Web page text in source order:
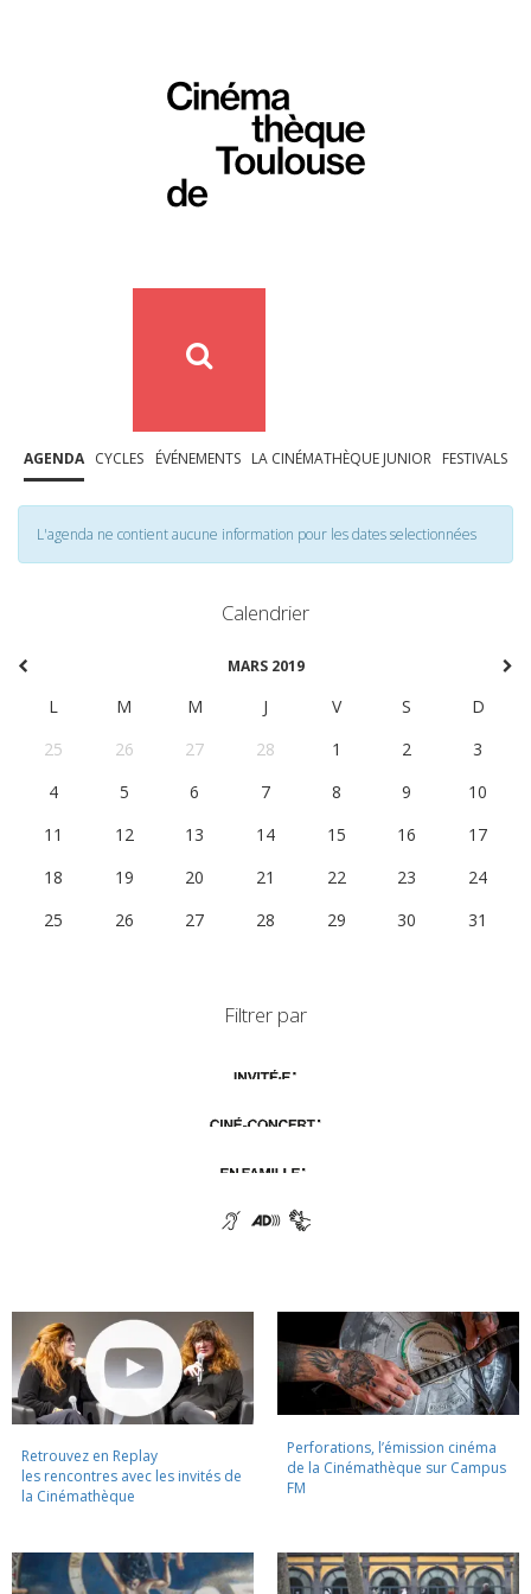
AGENDA CYCLES ÉVÉNEMENTS LA CINÉMATHÈQUE JUNIOR FESTIVALS
L'agenda ne contient aucune information pour les dates selectionnées
Calendrier
MARS 2019
L M M J V S
D
25
26 27 28 1 2
3
4
5 6 7 8 9
10
11
12 13 14 15 16
17
18
19 20 21 22 23
24
25
26 27 28 29 30 31
Filtrer par
Retrouvez en Replay
les rencontres avec les invités de
la Cinémathèque
Perforations, l’émission cinéma
de la Cinémathèque sur Campus
FM